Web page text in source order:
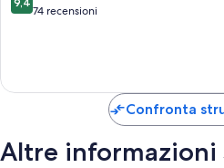
su
74 recensioni
Confronta
Altre informazioni